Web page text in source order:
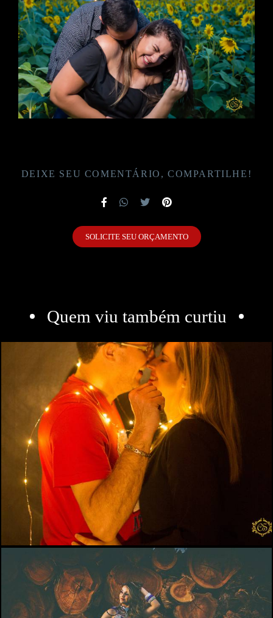
DEIXE SEU COMENTÁRIO, COMPARTILHE!
SOLICITE SEU ORÇAMENTO
Quem viu também curtiu
1399